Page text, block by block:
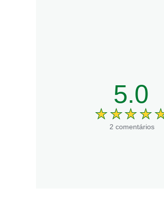
5.0
2 comentários